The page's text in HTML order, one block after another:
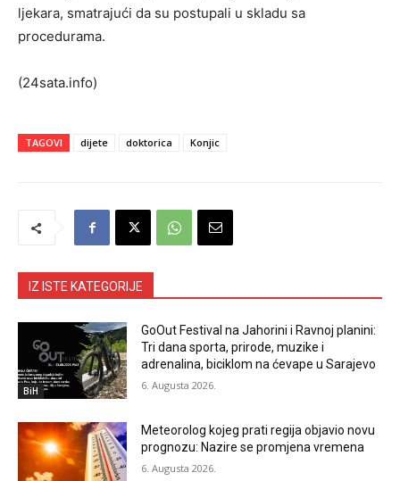
ljekara, smatrajući da su postupali u skladu sa
procedurama.
(24sata.info)
TAGOVI dijete doktorica Konjic
IZ ISTE KATEGORIJE
BiH
GoOut Festival na Jahorini i Ravnoj planini:
Tri dana sporta, prirode, muzike i
adrenalina, biciklom na ćevape u Sarajevo
6. Augusta 2026.
Meteorolog kojeg prati regija objavio novu
prognozu: Nazire se promjena vremena
6. Augusta 2026.